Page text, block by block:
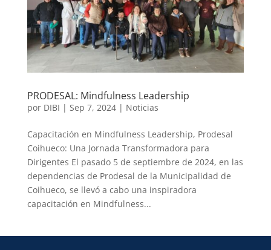
PRODESAL: Mindfulness Leadership
por DIBI | Sep 7, 2024| Noticias
Capacitación en Mindfulness Leadership, Prodesal
Coihueco: Una Jornada Transformadora para
Dirigentes El pasado 5 de septiembre de 2024, en las
dependencias de Prodesal de la Municipalidad de
Coihueco, se llevó a cabo una inspiradora
capacitación en Mindfulness...